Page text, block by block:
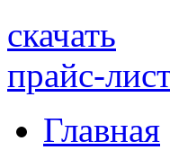
скачать
прайс-
Главная